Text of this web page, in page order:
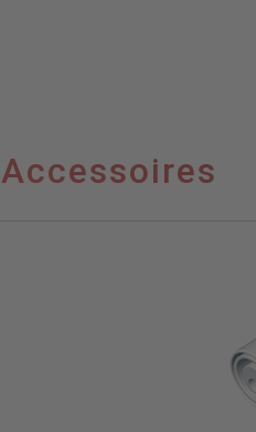
Accessoires